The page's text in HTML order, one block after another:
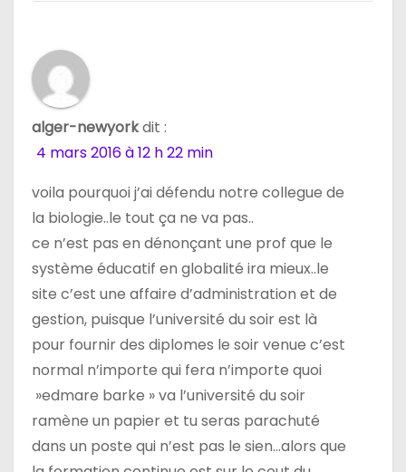
alger-newyorkdit :
4 mars 2016 à 12 h 22 min
voila pourquoi j’ai défendu notre collegue de
la biologie..le tout ça ne va pas..
ce n’est pas en dénonçant une prof que le
système éducatif en globalité ira mieux..le
site c’est une affaire d’administration et de
gestion, puisque l’université du soir est là
pour fournir des diplomes le soir venue c’est
normal n’importe qui fera n’importe quoi
»edmare barke » va l’université du soir
ramène un papier et tu seras parachuté
dans un poste qui n’est pas le sien…alors que